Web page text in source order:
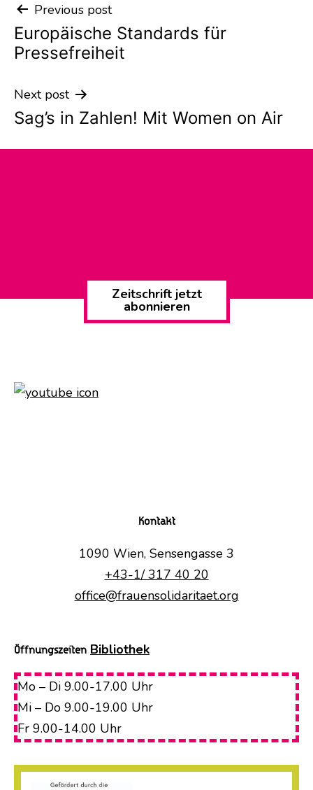
Post
navigation
Previous post
Europäische Standards für
Pressefreiheit
Next post
Sag’s in Zahlen! Mit Women on Air
Zeitschrift jetzt
abonnieren
Kontakt
1090 Wien, Sensengasse 3
+43-1/ 317 40 20
office@frauensolidaritaet.org
Öffnungszeiten Bibliothek
Mo – Di 9.00-17.00 Uhr
Mi – Do 9.00-19.00 Uhr
Fr 9.00-14.00 Uhr